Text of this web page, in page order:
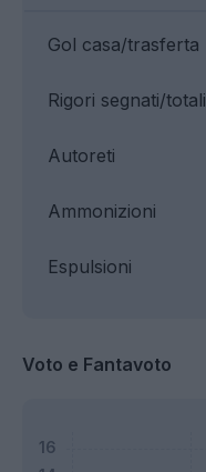
Gol casa/trasferta
Ammonizioni
Rigori segnati/totali
Espulsioni
Autoreti
Voto e Fantavoto